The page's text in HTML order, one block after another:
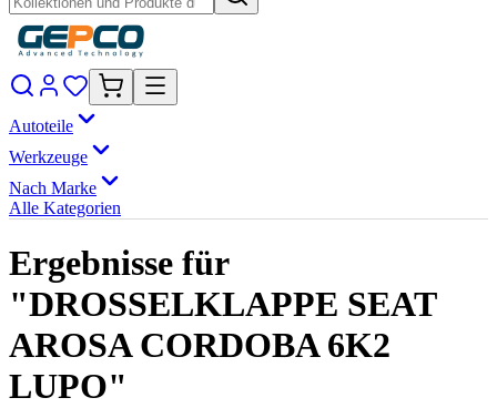
Autoteile
Werkzeuge
Nach Marke
Alle Kategorien
Ergebnisse für
"DROSSELKLAPPE SEAT
AROSA CORDOBA 6K2
LUPO"